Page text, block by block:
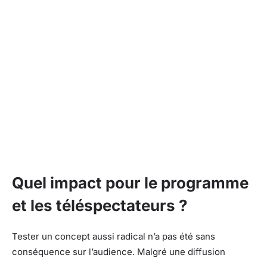
Quel impact pour le programme
et les téléspectateurs ?
Tester un concept aussi radical n’a pas été sans
conséquence sur l’audience. Malgré une diffusion